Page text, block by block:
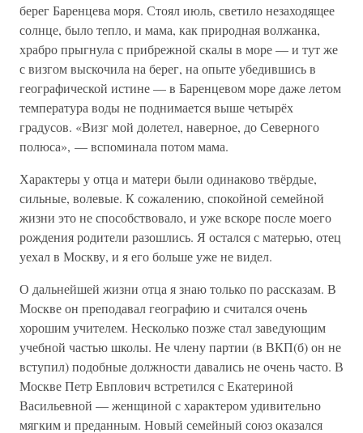
берег Баренцева моря. Стоял июль, светило незаходящее
солнце, было тепло, и мама, как природная волжанка,
храбро прыгнула с прибрежной скалы в море — и тут же
с визгом выскочила на берег, на опыте убедившись в
географической истине — в Баренцевом море даже летом
температура воды не поднимается выше четырёх
градусов. «Визг мой долетел, наверное, до Северного
полюса», — вспоминала потом мама.
Характеры у отца и матери были одинаково твёрдые,
сильные, волевые. К сожалению, спокойной семейной
жизни это не способствовало, и уже вскоре после моего
рождения родители разошлись. Я остался с матерью, отец
уехал в Москву, и я его больше уже не видел.
О дальнейшей жизни отца я знаю только по рассказам. В
Москве он преподавал географию и считался очень
хорошим учителем. Несколько позже стал заведующим
учебной частью школы. Не члену партии (в ВКП(б) он не
вступил) подобные должности давались не очень часто. В
Москве Петр Евплович встретился с Екатериной
Васильевной — женщиной с характером удивительно
мягким и преданным. Новый семейный союз оказался